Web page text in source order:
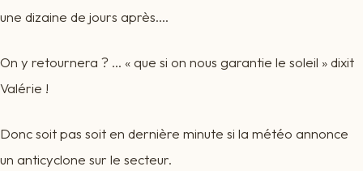
une dizaine de jours après….
On y retournera ? … « que si on nous garantie le soleil » dixit
Valérie !
Donc soit pas soit en dernière minute si la météo annonce
un anticyclone sur le secteur.